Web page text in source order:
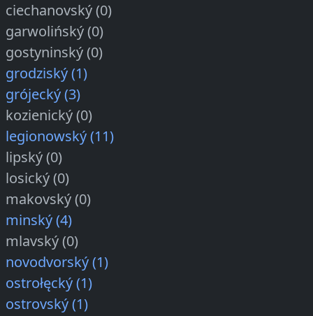
ciechanovský (0)
garwolińský (0)
gostyninský (0)
grodziský (1)
grójecký (3)
kozienický (0)
legionowský (11)
lipský (0)
losický (0)
makovský (0)
minský (4)
mlavský (0)
novodvorský (1)
ostrołęcký (1)
ostrovský (1)